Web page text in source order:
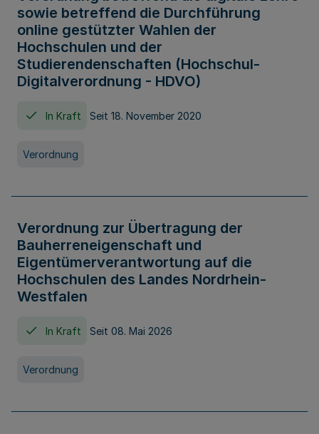
sowie betreffend die Durchführung
online gestützter Wahlen der
Hochschulen und der
Studierendenschaften (Hochschul-
Digitalverordnung - HDVO)
In Kraft Seit 18. November 2020
Verordnung
Verordnung zur Übertragung der
Bauherreneigenschaft und
Eigentümerverantwortung auf die
Hochschulen des Landes Nordrhein-
Westfalen
In Kraft Seit 08. Mai 2026
Verordnung